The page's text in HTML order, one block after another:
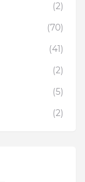
(2)
(70)
(41)
(2)
(5)
(2)